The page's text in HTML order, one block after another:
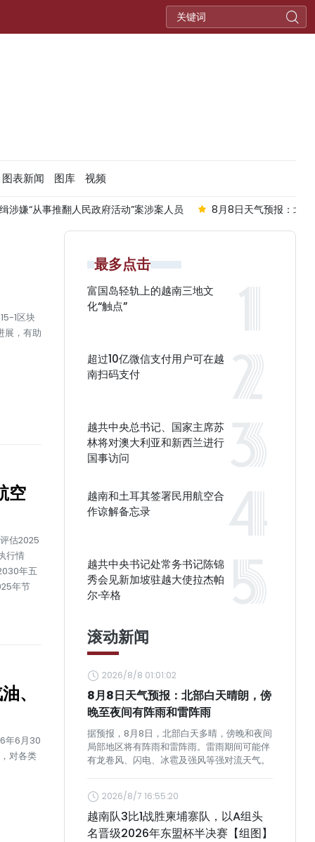
图表新闻 图库 视频
嫌“从事推翻人民政府活动”案涉案人员 8月8日天气预报：北部
1区块
展，有助
空
估2025
行情
年五
年节
、
年6月30
对各类
最多点击
富国岛轻轨上的越南三地文
化“触点”
超过10亿微信支付用户可在越
南扫码支付
越共中央总书记、国家主席苏
林将对澳大利亚和新西兰进行
国事访问
越南和土耳其签署民用航空合
作谅解备忘录
越共中央书记处常务书记陈锦
秀会见新加坡驻越大使拉杰帕
尔·辛格
滚动新闻
2026/8/8 01:01:02
8月8日天气预报：北部白天晴朗，傍
晚至夜间有阵雨和雷阵雨
据预报，8月8日，北部白天多晴，傍晚和夜间
局部地区将有阵雨和雷阵雨。雷雨期间可能伴
有龙卷风、闪电、冰雹及强风等强对流天气。
2026/8/7 16:55:20
越南队3比1战胜柬埔寨队，以A组头
名晋级2026年东盟杯半决赛【组图】